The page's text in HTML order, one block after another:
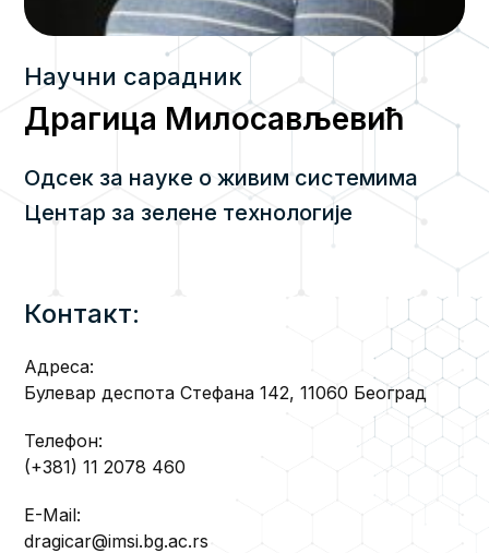
Научни сарадник
Драгица Милосављевић
Одсек за науке о живим системима
Центар за зелене технологије
Контакт:
Адреса:
Булевар деспота Стефана 142, 11060 Београд
Телефон:
(+381) 11 2078 460
E-Mail:
dragicar@imsi.bg.ac.rs